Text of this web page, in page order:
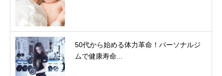
50代から始める体力革命！パーソナルジ
ムで健康寿命...